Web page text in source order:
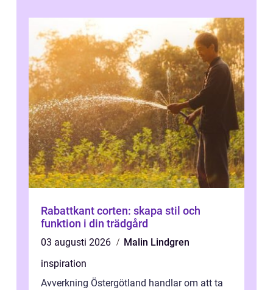
Rabattkant corten: skapa stil och
funktion i din trädgård
03 augusti 2026
Malin Lindgren
inspiration
Avverkning Östergötland handlar om att ta